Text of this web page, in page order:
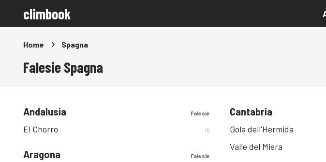
climbook
Home Spagna
Falesie Spagna
Andalusia Falesie
El Chorro 15
Aragona Falesie
Cantabria
Gola dell'Hermida
Valle del Miera